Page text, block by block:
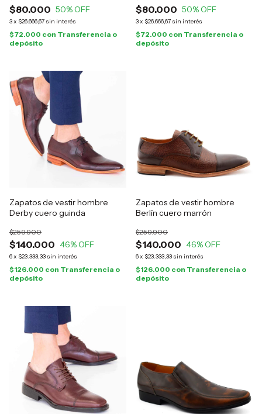
$80.000 50% OFF
3x $26.666,67 sin interés
$72.000 con Transferencia o
depósito
$80.000 50% OFF
3x $26.666,67 sin interés
$72.000 con Transferencia o
depósito
Zapatos de vestir hombre
Derby cuero guinda
$140.000
$259.900
46% OFF
6x $23.333,33 sin interés
$126.000 con Transferencia o
depósito
Zapatos de vestir hombre
Berlín cuero marrón
$140.000
$259.900
46% OFF
6x $23.333,33 sin interés
$126.000 con Transferencia o
depósito